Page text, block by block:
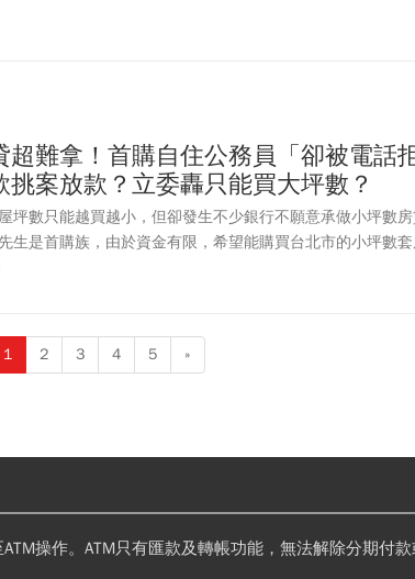
天天客滿，還很難預約。他笑道：「養心茶樓比我們預計的
讓吃葷的人感覺不到是素食？」他的策略很成功，養心茶樓
因台菜競爭激烈，去年收掉滿穗台菜，轉型為「Yache韓
牌「養心沙龍」進軍新店裕隆城，目前養心餐飲集團年營
超難拿！首購自住公務員「卻被電話
挑案放款？立委轟只能買大坪數？
坪數只能越買越小，但卻發生不少銀行不願意承做小坪數
生是首購族，由於資金有限，希望能購買台北市的小坪數
處的「築巢優利貸」-全國公教員工房屋貸款向中國信託申請
一般民眾特別是年輕或小資族本來就只能負擔小坪數房子、
到「築巢優利貸」公開資訊，實際上帶有行政部門的保證和
1 2 3 4 5 »
操作。ATM只有匯款及轉帳功能，無法解除分期付